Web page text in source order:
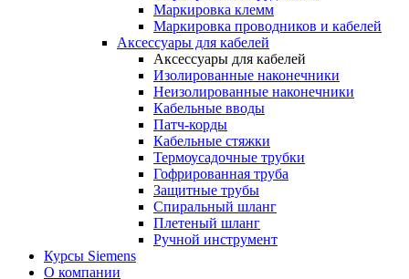
Маркировка клемм
Маркировка проводников и кабелей
Аксессуары для кабелей
Аксессуары для кабелей
Изолированные наконечники
Неизолированные наконечники
Кабельные вводы
Патч-корды
Кабельные стяжки
Термоусадочные трубки
Гофрированная труба
Защитные трубы
Спиральный шланг
Плетеный шланг
Ручной инструмент
Курсы Siemens
О компании